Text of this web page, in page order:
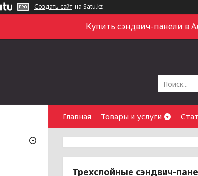
Создать сайт на Satu.kz
Купить сэндвич-панели в
Главная Товары и услуги
Трехслойные сэндвич-